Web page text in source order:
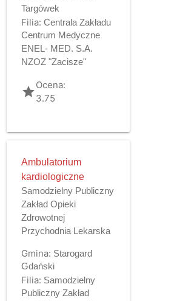
Targówek
Filia: Centrala Zakładu
Centrum Medyczne
ENEL- MED. S.A.
NZOZ "Zacisze"
gradeOcena:
3.75
Ambulatorium
kardiologiczne
Samodzielny Publiczny
Zakład Opieki
Zdrowotnej
Przychodnia Lekarska
Gmina: Starogard
Gdański
Filia: Samodzielny
Publiczny Zakład